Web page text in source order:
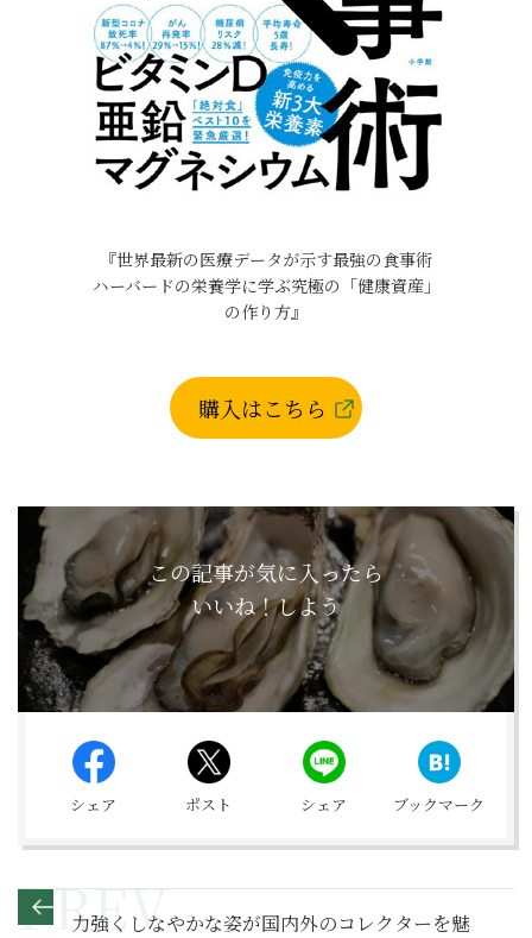
『世界最新の医療データが示す最強の食事術
ハーバードの栄養学に学ぶ究極の「健康資産」
の作り方』
購入はこちら
この記事が気に入ったら
いいね！しよう
シェア ポスト シェア ブックマーク
力強くしなやかな姿が国内外のコレクターを魅